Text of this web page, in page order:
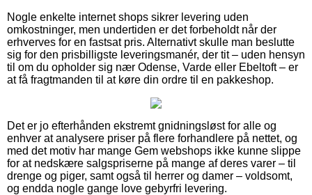
Nogle enkelte internet shops sikrer levering uden
omkostninger, men undertiden er det forbeholdt når der
erhverves for en fastsat pris. Alternativt skulle man beslutte
sig for den prisbilligste leveringsmanér, der tit – uden hensyn
til om du opholder sig nær Odense, Varde eller Ebeltoft – er
at få fragtmanden til at køre din ordre til en pakkeshop.
Det er jo efterhånden ekstremt gnidningsløst for alle og
enhver at analysere priser på flere forhandlere på nettet, og
med det motiv har mange Gem webshops ikke kunne slippe
for at nedskære salgspriserne på mange af deres varer – til
drenge og piger, samt også til herrer og damer – voldsomt,
og endda nogle gange love gebyrfri levering.